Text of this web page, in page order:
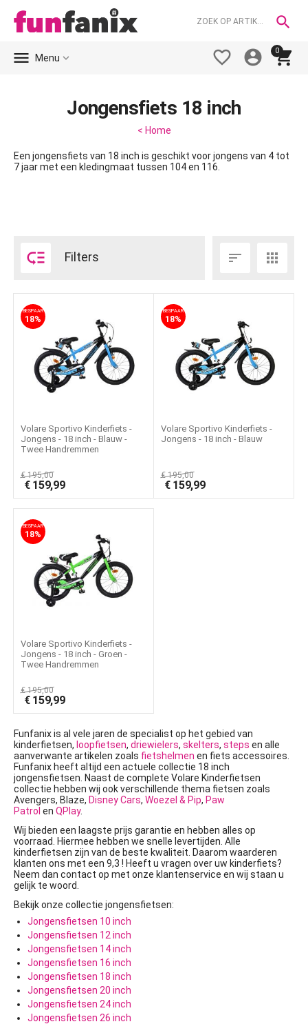

0



 Menu 
Jongensfiets 18 inch
< Home
Een jongensfiets van 18 inch is geschikt voor jongens van 4 tot
7 jaar met een kledingmaat tussen 104 en 116.
 Filters  
BESPAAR
18%
Volare Sportivo Kinderfiets -
Jongens - 18 inch - Blauw -
Twee Handremmen
€195,00
€ 159,99
BESPAAR
18%
Volare Sportivo Kinderfiets -
Jongens - 18 inch - Blauw
€195,00
€ 159,99
BESPAAR
18%
Volare Sportivo Kinderfiets -
Jongens - 18 inch - Groen -
Twee Handremmen
€195,00
€ 159,99
Funfanix is al vele jaren de specialist op het gebied van
kinderfietsen, loopfietsen, driewielers, skelters, steps en alle
aanverwante artikelen zoals fietshelmen en fiets accessoires.
Funfanix heeft altijd een actuele collectie 18 inch
jongensfietsen. Naast de complete Volare Kinderfietsen
collectie hebben wij ook verschillende thema fietsen zoals
Avengers, Blaze, Disney Cars, Woezel & Pip, Paw
Patrol en QPlay.
Wij bieden een laagste prijs garantie en hebben alles op
voorraad. Hiermee hebben we snelle levertijden. Alle
kinderfietsen zijn van de beste kwaliteit. Daarom waarderen
klanten ons met een 9,3 ! Heeft u vragen over uw kinderfiets?
Neem dan contact op met onze klantenservice en wij staan u
gelijk te woord.
Bekijk onze collectie jongensfietsen:
Jongensfietsen 10 inch
Jongensfietsen 12 inch
Jongensfietsen 14 inch
Jongensfietsen 16 inch
Jongensfietsen 18 inch
Jongensfietsen 20 inch
Jongensfietsen 24 inch
Jongensfietsen 26 inch